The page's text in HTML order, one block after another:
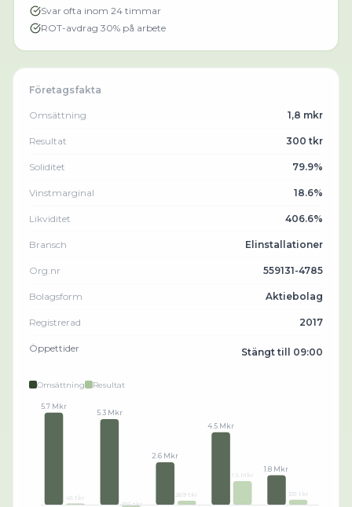
Svar ofta inom 24 timmar
ROT-avdrag 30% på arbete
Företagsfakta
Omsättning 1,8 mkr
Resultat 300 tkr
Soliditet 79.9%
Vinstmarginal 18.6%
Likviditet 406.6%
Bransch Elinstallationer
Org.nr 559131-4785
Bolagsform Aktiebolag
Registrerad 2017
Öppettider Stängt till 09:00
Omsättning Resultat
5.7 Mkr
45 tkr
5.3 Mkr
-316 tkr
2.6 Mkr
269 tkr
4.5 Mkr
1.5 Mkr
1.8 Mkr
331 tkr